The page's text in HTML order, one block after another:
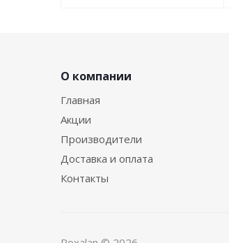
О компании
Главная
Акции
Производители
Доставка и оплата
Контакты